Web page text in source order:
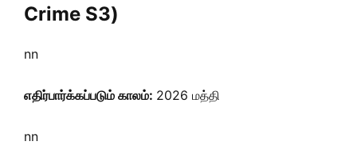
Crime S3)
nn
எதிர்பார்க்கப்படும் காலம்: 2026 மத்தி
nn